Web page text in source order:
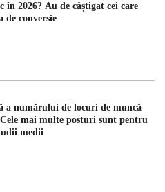
în 2026? Au de câștigat cei care
de conversie
a numărului de locuri de muncă
mai multe posturi sunt pentru
medii